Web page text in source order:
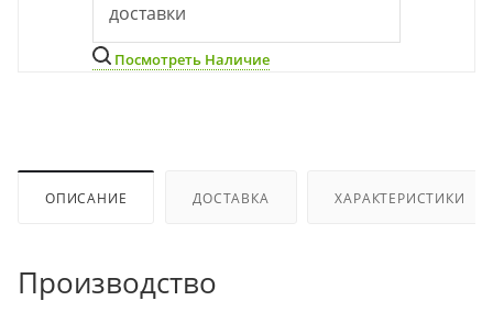
доставки
Посмотреть Наличие
ОПИСАНИЕ ДОСТАВКА ХАРАКТЕРИСТИКИ
Производство